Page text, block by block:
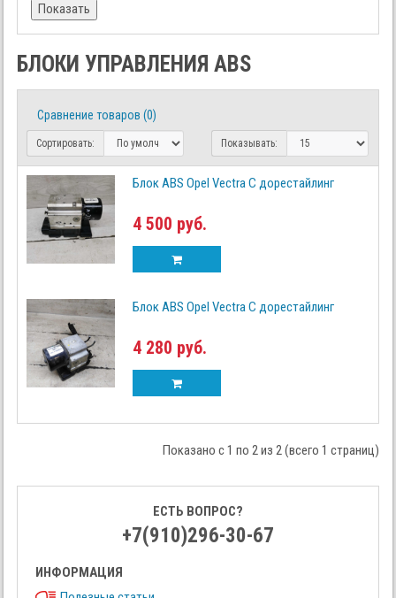
Показать
БЛОКИ УПРАВЛЕНИЯ ABS
Сравнение товаров (0)
Сортировать: Показывать:
Блок ABS Opel Vectra C дорестайлинг
4 500 руб.
Блок ABS Opel Vectra C дорестайлинг
4 280 руб.
Показано с 1 по 2 из 2 (всего 1 страниц)
ЕСТЬ ВОПРОС?
+7(910)296-30-67
ИНФОРМАЦИЯ